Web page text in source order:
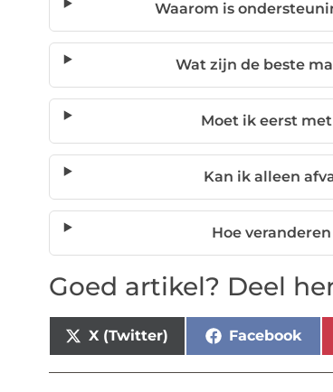
Waarom is
Wat zijn de beste
Moet ik eerst
Kan ik alleen
Hoe
Goed artikel? Deel
X (Twitter) Facebook